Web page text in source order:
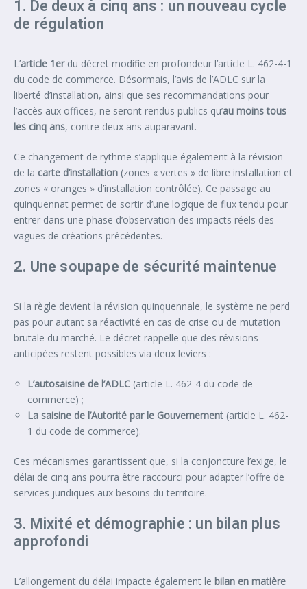
1. De deux à cinq ans : un nouveau cycle
de régulation
L’article 1erdu décret modifie en profondeur l’article L. 462-4-1
du code de commerce. Désormais, l’avis de l’ADLC sur la
liberté d’installation, ainsi que ses recommandations pour
l’accès aux offices, ne seront rendus publics qu’au moins tous
les cinq ans, contre deux ans auparavant.
Ce changement de rythme s’applique également à la révision
de la carte d’installation (zones « vertes » de libre installation et
zones « oranges » d’installation contrôlée). Ce passage au
quinquennat permet de sortir d’une logique de flux tendu pour
entrer dans une phase d’observation des impacts réels des
vagues de créations précédentes.
2. Une soupape de sécurité maintenue
Si la règle devient la révision quinquennale, le système ne perd
pas pour autant sa réactivité en cas de crise ou de mutation
brutale du marché. Le décret rappelle que des révisions
anticipées restent possibles via deux leviers :
L’autosaisine de l’ADLC (article L. 462-4 du code de
commerce) ;
La saisine de l’Autorité par le Gouvernement (article L. 462-
1 du code de commerce).
Ces mécanismes garantissent que, si la conjoncture l’exige, le
délai de cinq ans pourra être raccourci pour adapter l’offre de
services juridiques aux besoins du territoire.
3. Mixité et démographie : un bilan plus
approfondi
L’allongement du délai impacte également le bilan en matière